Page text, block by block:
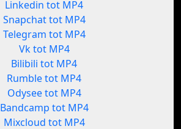
Linkedin tot MP4
Snapchat tot MP4
Telegram tot MP4
Vk tot MP4
Bilibili tot MP4
Rumble tot MP4
Odysee tot MP4
Bandcamp tot MP4
Mixcloud tot MP4